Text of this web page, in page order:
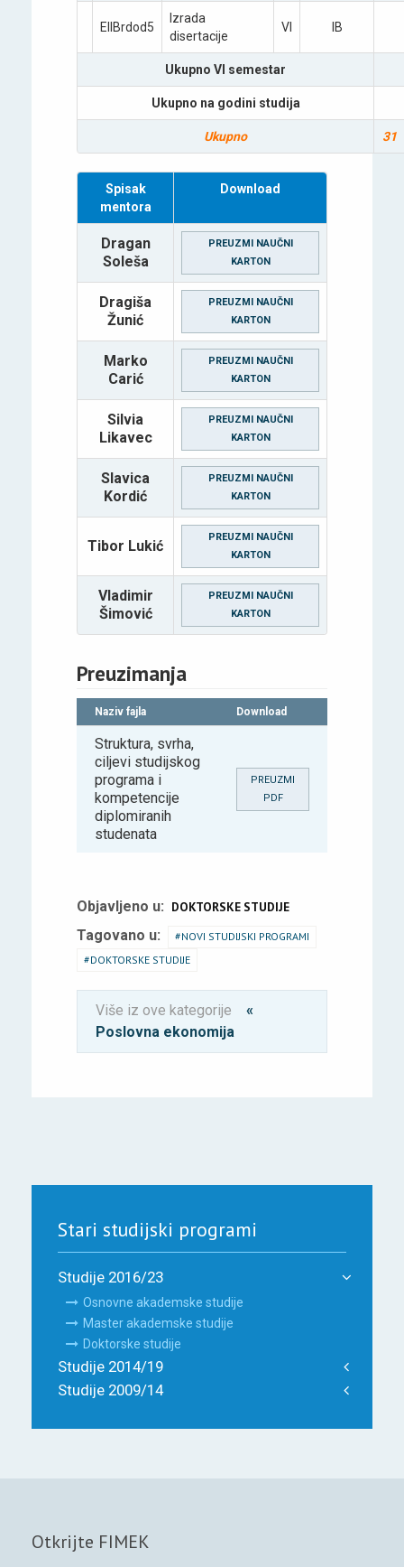
EIIBrdod5
Izrada
disertaciјe
VI IB
Ukupno VI semestar
Ukupno na godini studiјa
Ukupno 31
Spisak
mentora
Download
Dragan
Soleša
PREUZMI NAUČNI
KARTON
Dragiša
Žunić
PREUZMI NAUČNI
KARTON
Marko
Carić
PREUZMI NAUČNI
KARTON
Silvia
Likavec
PREUZMI NAUČNI
KARTON
Slavica
Kordić
PREUZMI NAUČNI
KARTON
Tibor Lukić
PREUZMI NAUČNI
KARTON
Vladimir
Šimović
PREUZMI NAUČNI
KARTON
Preuzimanja
Naziv fajla Download
Struktura, svrha,
ciljevi studijskog
programa i
kompetencije
diplomiranih
studenata
PREUZMI
PDF
Objavljeno u: DOKTORSKE STUDIJE
Tagovano u:
NOVI STUDIJSKI PROGRAMI
DOKTORSKE STUDIJE
Više iz ove kategorije
«
Poslovna ekonomija
Stari studijski programi
Studije 2016/23
Osnovne akademske studije
Master akademske studije
Doktorske studije
Studije 2014/19
Studije 2009/14
Otkrijte FIMEK